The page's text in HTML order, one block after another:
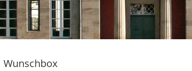
Wunschbox